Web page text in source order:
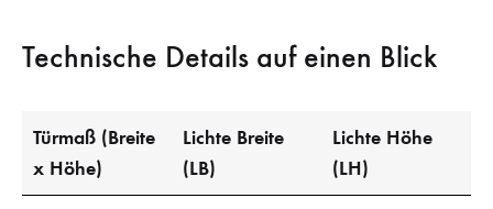
Technische Details auf einen Blick
Türmaß (Breite
x Höhe)
Lichte Breite
(LB)
Lichte Höhe
(LH)